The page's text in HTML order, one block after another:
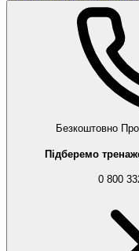
Безкоштовно
Підберемо
0 800